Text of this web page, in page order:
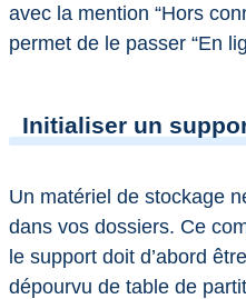
avec la mention “Hors
permet de le passer “En
Initialiser un
Un matériel de stockage
dans vos dossiers. Ce
le support doit d’abord
dépourvu de table de